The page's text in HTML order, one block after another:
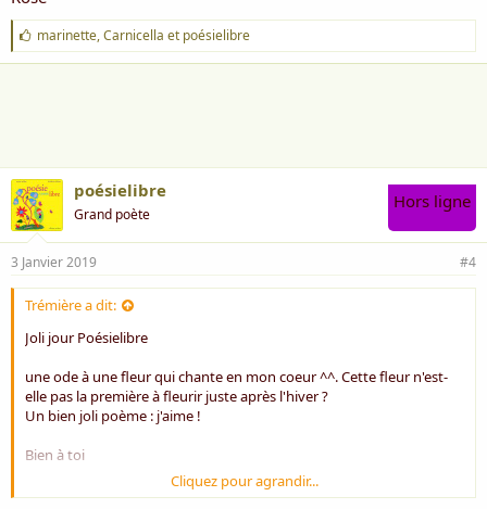
J
'
a
marinette,Carnicella et poésielibre
poésielibre
Grand poète
Hors ligne
3 Janvier 2019 #4
Trémière a dit:
Joli jour Poésielibre
une ode à une fleur qui chante en mon coeur ^^. Cette fleur n'est-
elle pas la première à fleurir juste après l'hiver ?
Un bien joli poème : j'aime !
Bien à toi
Bises
Cliquez pour agrandir...